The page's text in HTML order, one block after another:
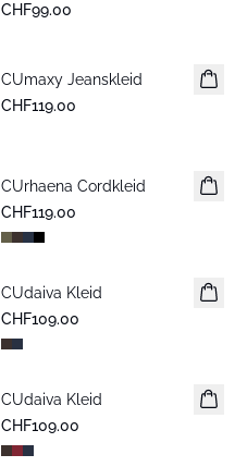
CHF99.00
Neuheiten
CUmaxy Jeanskleid
CHF119.00
Neuheiten
CUrhaena Cordkleid
CHF119.00
Neuheiten
CUdaiva Kleid
CHF109.00
Neuheiten
CUdaiva Kleid
CHF109.00